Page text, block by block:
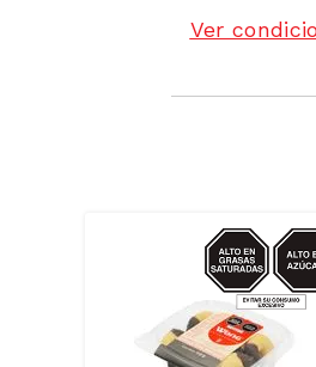
Ver
AZUCAR/
SAT